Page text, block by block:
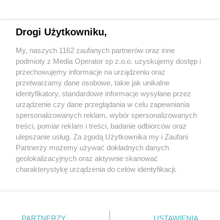
Wydawca mediówlokalnych
Nie zapomnij
zapoznać się z:
polityką prywatności
Twojemiasto
Piekary Śląskie
Chorzów
Tarnowskie Góry
Gliwice
Skontaktuj się z nami
Kontakt
Redakcja
Newsletter
Drogi Użytkowniku,
My, naszych 1162 zaufanych partnerów oraz inne
podmioty z Media Operator sp z.o.o. uzyskujemy dostęp i
przechowujemy informacje na urządzeniu oraz
przetwarzamy dane osobowe, takie jak unikalne
identyfikatory, standardowe informacje wysyłane przez
urządzenie czy dane przeglądania w celu zapewniania
spersonalizowanych reklam, wybór spersonalizowanych
treści, pomiar reklam i treści, badanie odbiorców oraz
ulepszanie usług. Za zgodą Użytkownika my i Zaufani
Partnerzy możemy używać dokładnych danych
geolokalizacyjnych oraz aktywnie skanować
charakterystykę urządzenia do celów identyfikacji.
zmienić/wycofać klikając przycisk ustawień prywatności
PARTNERZY USTAWIENIA